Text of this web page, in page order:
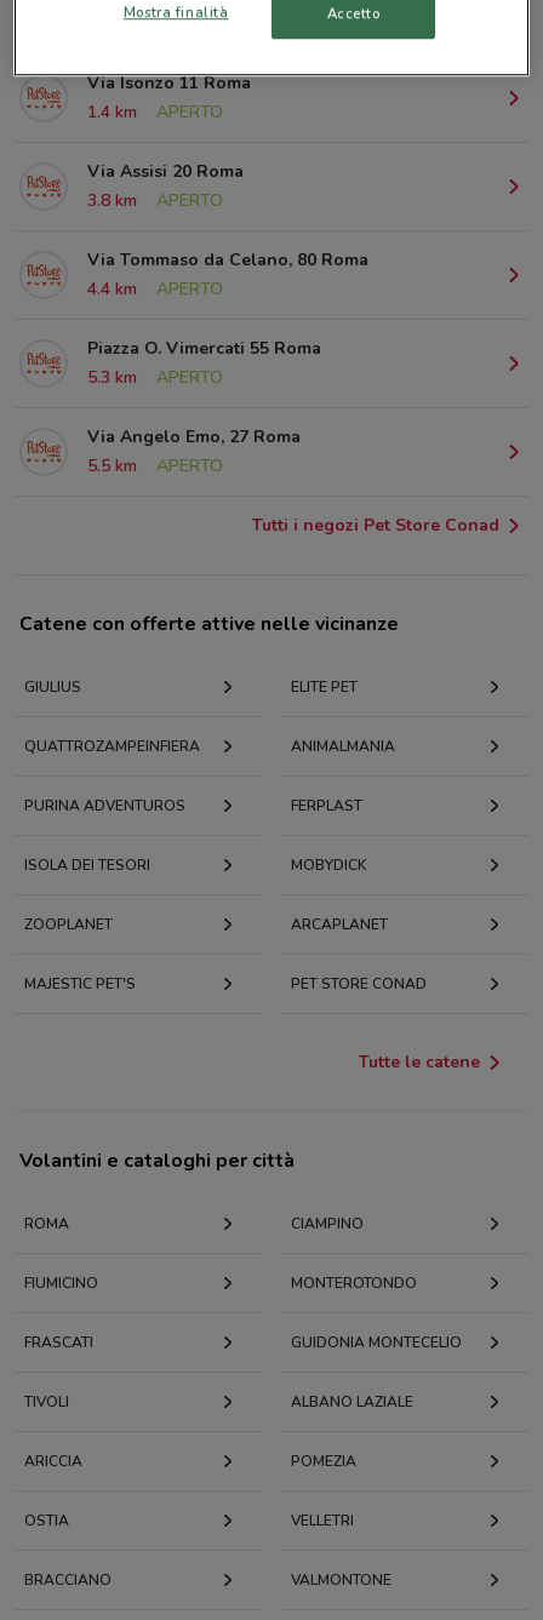
© MapTiler © OpenStreetMap contributors
Via Isonzo 11 Roma
1.4 km
APERTO
Via Assisi 20 Roma
3.8 km
APERTO
Via Tommaso da Celano, 80 Roma
4.4 km
APERTO
Piazza O. Vimercati 55 Roma
5.3 km
APERTO
Via Angelo Emo, 27 Roma
5.5 km
APERTO
Tutti i negozi Pet Store Conad
Catene con offerte attive nelle vicinanze
GIULIUS ELITE PET
QUATTROZAMPEINFIERA ANIMALMANIA
PURINA ADVENTUROS FERPLAST
ISOLA DEI TESORI MOBYDICK
ZOOPLANET ARCAPLANET
MAJESTIC PET'S PET STORE CONAD
Tutte le catene
Volantini e cataloghi per città
ROMA CIAMPINO
FIUMICINO MONTEROTONDO
FRASCATI GUIDONIA MONTECELIO
TIVOLI ALBANO LAZIALE
ARICCIA POMEZIA
OSTIA VELLETRI
BRACCIANO VALMONTONE
Mostra finalità Accetto